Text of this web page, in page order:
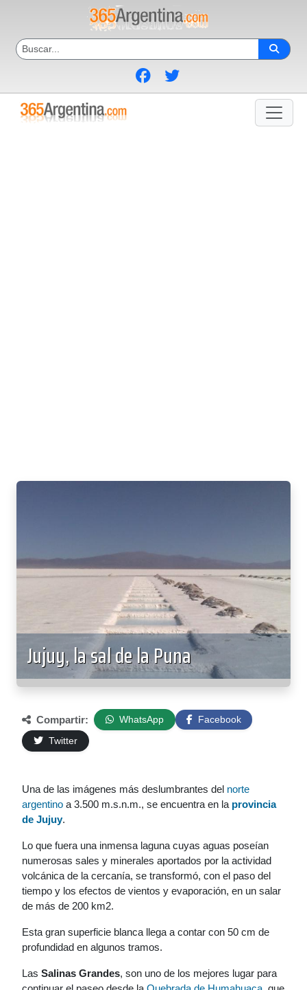
Jujuy, la sal de la Puna
Compartir: WhatsApp
Facebook
Twitter
Una de las imágenes más deslumbrantes del norte
argentino a 3.500 m.s.n.m., se encuentra en la provincia
de Jujuy.
Lo que fuera una inmensa laguna cuyas aguas poseían
numerosas sales y minerales aportados por la actividad
volcánica de la cercanía, se transformó, con el paso del
tiempo y los efectos de vientos y evaporación, en un salar
de más de 200 km2.
Esta gran superficie blanca llega a contar con 50 cm de
profundidad en algunos tramos.
Las Salinas Grandes, son uno de los mejores lugar para